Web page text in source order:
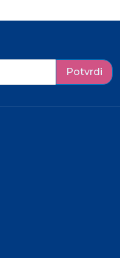
Potvrdi